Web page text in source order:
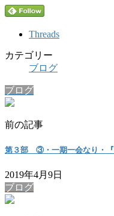
Threads
カテゴリー
ブログ
ブログ
前の記事
第３部 ③・一期一会なり・『
2019年4月9日
ブログ